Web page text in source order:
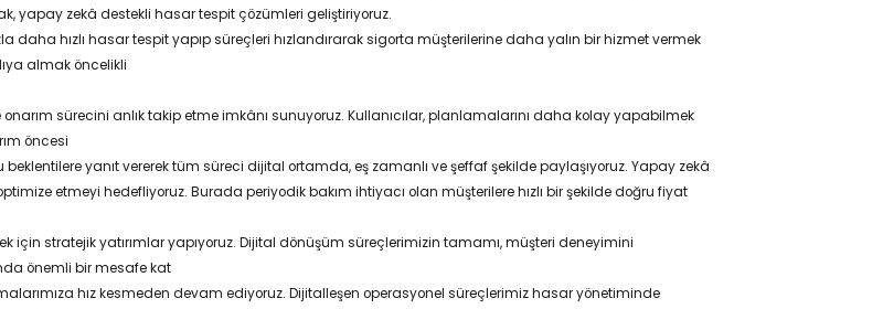
yapay zekâ destekli hasar tespit çözümleri geliştiriyoruz.
hızlı hasar tespit yapıp süreçleri hızlandırarak sigorta müşterilerine daha yalın bir hizmet vermek
almak öncelikli
sürecini anlık takip etme imkânı sunuyoruz. Kullanıcılar, planlamalarını daha kolay yapabilmek
öncesi
yanıt vererek tüm süreci dijital ortamda, eş zamanlı ve şeffaf şekilde paylaşıyoruz. Yapay zekâ
etmeyi hedefliyoruz. Burada periyodik bakım ihtiyacı olan müşterilere hızlı bir şekilde doğru fiyat
stratejik yatırımlar yapıyoruz. Dijital dönüşüm süreçlerimizin tamamı, müşteri deneyimini
önemli bir mesafe kat
hız kesmeden devam ediyoruz. Dijitalleşen operasyonel süreçlerimiz hasar yönetiminde